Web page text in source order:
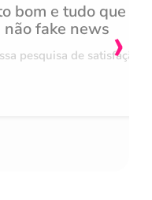
bom e tudo que
fake news
pesquisa de satisfação
›